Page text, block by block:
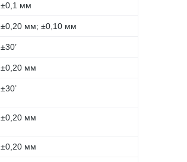
±0,1 мм
±0,20 мм; ±0,10 мм
±30’
±0,20 мм
±30’
±0,20 мм
±0,20 мм